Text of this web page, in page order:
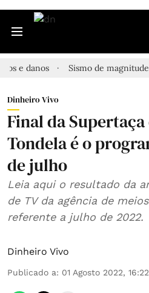
Sismo de magnitude 7,4
Dinheiro Vivo
Final da
Tondela é o
de julho
Leia aqui o resultado da
de TV da agência de
referente a julho de 2022.
Dinheiro Vivo
Publicado a: 01 Agosto 2022, 16:22